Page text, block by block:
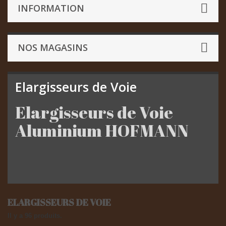
INFORMATION
NOS MAGASINS
Elargisseurs de Voie
Elargisseurs de Voie
Aluminium HOFMANN
ELARGISSEURS DE VOIE